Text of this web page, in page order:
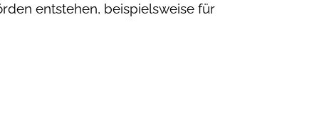
entstehen, beispielsweise für